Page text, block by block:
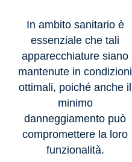
In ambito sanitario è
essenziale che tali
apparecchiature siano
mantenute in condizioni
ottimali, poiché anche il
minimo
danneggiamento può
compromettere la loro
funzionalità.